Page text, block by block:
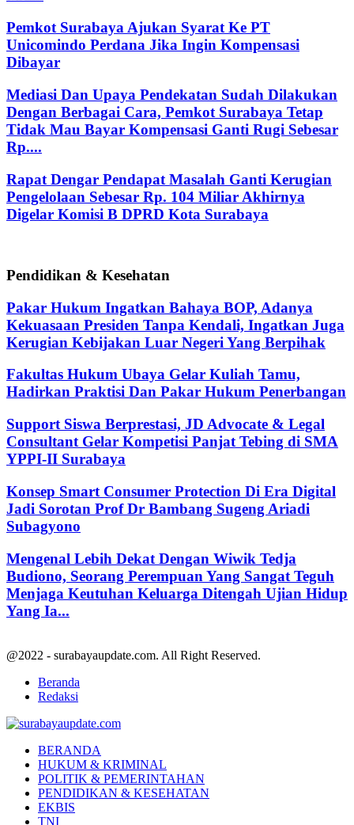
Pemkot Surabaya Ajukan Syarat Ke PT
Unicomindo Perdana Jika Ingin Kompensasi
Dibayar
Mediasi Dan Upaya Pendekatan Sudah Dilakukan
Dengan Berbagai Cara, Pemkot Surabaya Tetap
Tidak Mau Bayar Kompensasi Ganti Rugi Sebesar
Rp....
Rapat Dengar Pendapat Masalah Ganti Kerugian
Pengelolaan Sebesar Rp. 104 Miliar Akhirnya
Digelar Komisi B DPRD Kota Surabaya
Pendidikan & Kesehatan
Pakar Hukum Ingatkan Bahaya BOP, Adanya
Kekuasaan Presiden Tanpa Kendali, Ingatkan Juga
Kerugian Kebijakan Luar Negeri Yang Berpihak
Fakultas Hukum Ubaya Gelar Kuliah Tamu,
Hadirkan Praktisi Dan Pakar Hukum Penerbangan
Support Siswa Berprestasi, JD Advocate & Legal
Consultant Gelar Kompetisi Panjat Tebing di SMA
YPPI-II Surabaya
Konsep Smart Consumer Protection Di Era Digital
Jadi Sorotan Prof Dr Bambang Sugeng Ariadi
Subagyono
Mengenal Lebih Dekat Dengan Wiwik Tedja
Budiono, Seorang Perempuan Yang Sangat Teguh
Menjaga Keutuhan Keluarga Ditengah Ujian Hidup
Yang Ia...
@2022 - surabayaupdate.com. All Right Reserved.
Beranda
Redaksi
BERANDA
HUKUM & KRIMINAL
POLITIK & PEMERINTAHAN
PENDIDIKAN & KESEHATAN
EKBIS
TNI